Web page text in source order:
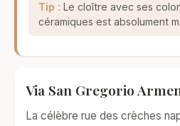
Tip : Le cloître avec ses
céramiques est absolument
Via San Gregorio
La célèbre rue des crèches